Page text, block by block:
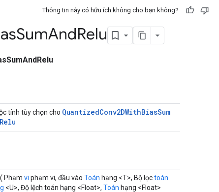
Thông tin này có hữu ích không cho bạn không?
SumAndRelu
tính tùy chọn cho QuantizedConv2DWithBiasSum
Relu
( Phạm vi phạm vi, đầu vào Toán hạng <T>, Bộ lọctoán
<U>, Độ lệch toán hạng <Float>, Toán hạng <Float>